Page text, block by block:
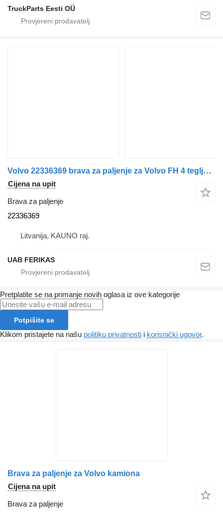
TruckParts Eesti OÜ
Volvo 22336369 brava za paljenje za Volvo FH 4 tegljača
Cijena na upit
Brava za paljenje
22336369
Litvanija, KAUNO raj.
UAB FERIKAS
Pretplatite se na primanje novih oglasa iz ove kategorije
Potpišite se
Klikom pristajete na našu politiku privatnosti i korisnički ugovor.
Brava za paljenje za Volvo kamiona
Cijena na upit
Brava za paljenje